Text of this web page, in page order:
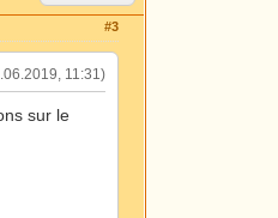
#3
11:31)
sur le